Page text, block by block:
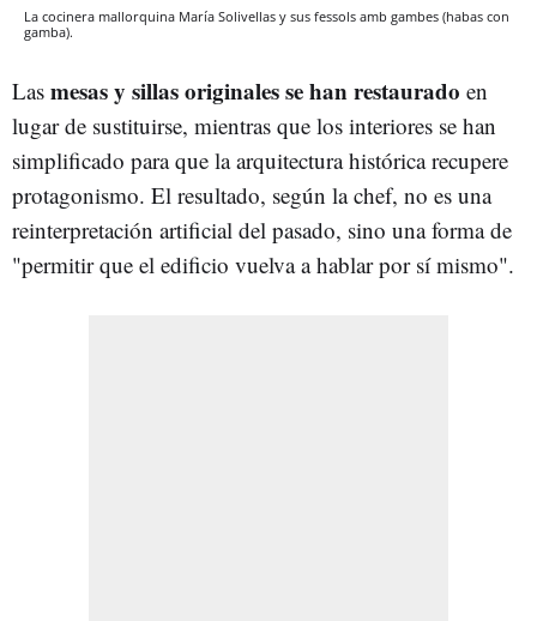
La cocinera mallorquina María Solivellas y sus fessols amb gambes (habas con
gamba).
Las mesas y sillas originales se han restaurado en
lugar de sustituirse, mientras que los interiores se han
simplificado para que la arquitectura histórica recupere
protagonismo. El resultado, según la chef, no es una
reinterpretación artificial del pasado, sino una forma de
"permitir que el edificio vuelva a hablar por sí mismo".